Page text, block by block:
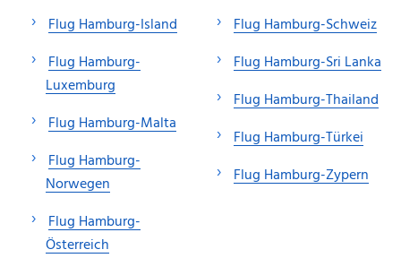
Flug Hamburg-Island
Flug Hamburg-
Luxemburg
Flug Hamburg-Malta
Flug Hamburg-
Norwegen
Flug Hamburg-
Österreich
Flug Hamburg-Schweiz
Flug Hamburg-Sri Lanka
Flug Hamburg-Thailand
Flug Hamburg-Türkei
Flug Hamburg-Zypern